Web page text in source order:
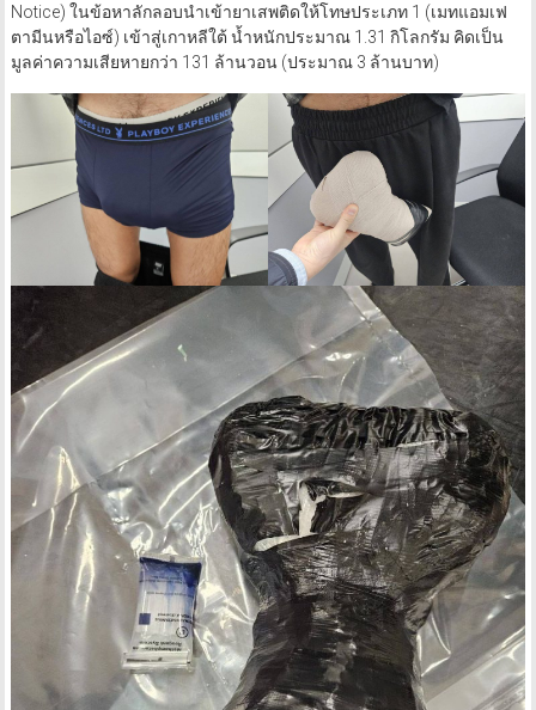
Notice) ในข้อหาลักลอบนำเข้ายาเสพติดให้โทษประเภท 1 (เมทแอมเฟ
ตามีนหรือไอซ์) เข้าสู่เกาหลีใต้ น้ำหนักประมาณ 1.31 กิโลกรัม คิดเป็น
มูลค่าความเสียหายกว่า 131 ล้านวอน (ประมาณ 3 ล้านบาท)